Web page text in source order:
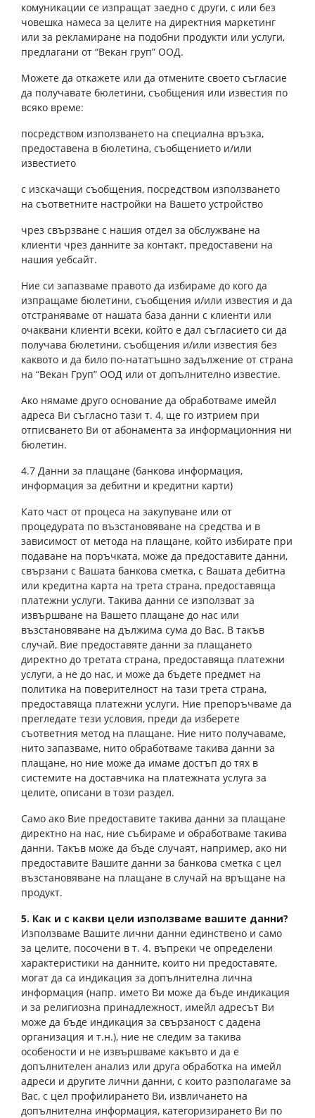
комуникации се изпращат заедно с други, с или без
човешка намеса за целите на директния маркетинг
или за рекламиране на подобни продукти или услуги,
предлагани от “Векан груп” ООД.
Можете да откажете или да отмените своето съгласие
да получавате бюлетини, съобщения или известия по
всяко време:
посредством използването на специална връзка,
предоставена в бюлетина, съобщението и/или
известието
с изскачащи съобщения, посредством използването
на съответните настройки на Вашето устройство
чрез свързване с нашия отдел за обслужване на
клиенти чрез данните за контакт, предоставени на
нашия уебсайт.
Ние си запазваме правото да избираме до кого да
изпращаме бюлетини, съобщения и/или известия и да
отстраняваме от нашата база данни с клиенти или
очаквани клиенти всеки, който е дал съгласието си да
получава бюлетини, съобщения и/или известия без
каквото и да било по-нататъшно задължение от страна
на “Векан Груп” ООД или от допълнително известие.
Ако нямаме друго основание да обработваме имейл
адреса Ви съгласно тази т. 4, ще го изтрием при
отписването Ви от абонамента за информационния ни
бюлетин.
4.7 Данни за плащане (банкова информация,
информация за дебитни и кредитни карти)
Като част от процеса на закупуване или от
процедурата по възстановяване на средства и в
зависимост от метода на плащане, който избирате при
подаване на поръчката, може да предоставите данни,
свързани с Вашата банкова сметка, с Вашата дебитна
или кредитна карта на трета страна, предоставяща
платежни услуги. Такива данни се използват за
извършване на Вашето плащане до нас или
възстановяване на дължима сума до Вас. В такъв
случай, Вие предоставяте данни за плащането
директно до третата страна, предоставяща платежни
услуги, а не до нас, и може да бъдете предмет на
политика на поверителност на тази трета страна,
предоставяща платежни услуги. Ние препоръчваме да
прегледате тези условия, преди да изберете
съответния метод на плащане. Ние нито получаваме,
нито запазваме, нито обработваме такива данни за
плащане, но ние може да имаме достъп до тях в
системите на доставчика на платежната услуга за
целите, описани в този раздел.
Само ако Вие предоставите такива данни за плащане
директно на нас, ние събираме и обработваме такива
данни. Такъв може да бъде случаят, например, ако ни
предоставите Вашите данни за банкова сметка с цел
възстановяване на плащане в случай на връщане на
продукт.
5. Как и с какви цели използваме вашите данни?
Използваме Вашите лични данни единствено и само
за целите, посочени в т. 4. въпреки че определени
характеристики на данните, които ни предоставяте,
могат да са индикация за допълнителна лична
информация (напр. името Ви може да бъде индикация
и за религиозна принадлежност, имейл адресът Ви
може да бъде индикация за свързаност с дадена
организация и т.н.), ние не следим за такива
особености и не извършваме какъвто и да е
допълнителен анализ или друга обработка на имейл
адреси и другите лични данни, с които разполагаме за
Вас, с цел профилирането Ви, извличането на
допълнителна информация, категоризирането Ви по